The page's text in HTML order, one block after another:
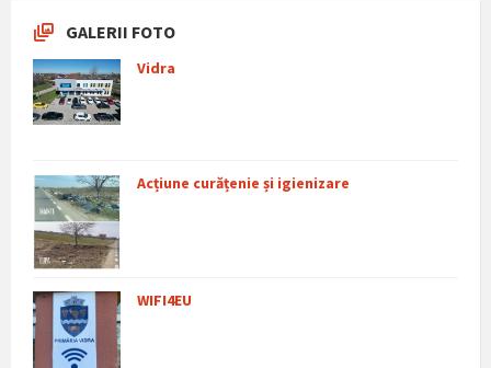
GALERII FOTO
Vidra
Acțiune curățenie și igienizare
WIFI4EU